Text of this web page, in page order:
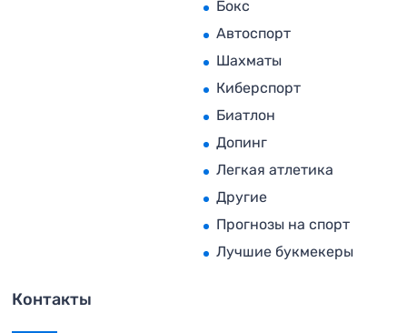
Бокс
Автоспорт
Шахматы
Киберспорт
Биатлон
Допинг
Легкая атлетика
Другие
Прогнозы на спорт
Лучшие букмекеры
Контакты